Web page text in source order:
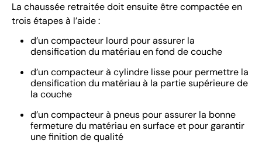
La chaussée retraitée doit ensuite être compactée en
trois étapes à l’aide :
d’un compacteur lourd pour assurer la
densification du matériau en fond de couche
d’un compacteur à cylindre lisse pour permettre la
densification du matériau à la partie supérieure de
la couche
d’un compacteur à pneus pour assurer la bonne
fermeture du matériau en surface et pour garantir
une finition de qualité